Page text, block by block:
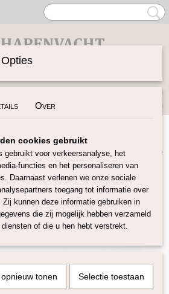
(0)
Lontwol>Witte Corriedale E18
Over
cookies gebruikt
gebruikt voor verkeersanalyse, het
functies en het personaliseren van
Daarnaast verlenen we onze sociale
toegang tot informatie over
kunnen deze informatie gebruiken in
die zij mogelijk hebben verzameld
of die u hen hebt verstrekt.
tonen Selectie toestaan